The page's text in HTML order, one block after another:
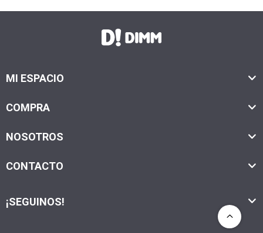
MI ESPACIO
COMPRA
NOSOTROS
CONTACTO
¡SEGUINOS!